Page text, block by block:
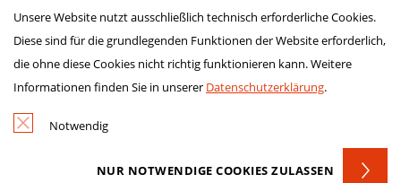
Hinweisgeberschutzgesetz
Datenschutz
Kontakt
Unsere Website nutzt ausschließlich technisch erforderliche Cookies.
Diese sind für die grundlegenden Funktionen der Website erforderlich,
die ohne diese Cookies nicht richtig funktionieren kann. Weitere
Informationen finden Sie in unserer Datenschutzerklärung.
Notwendig
NUR NOTWENDIGE COOKIES ZULASSEN